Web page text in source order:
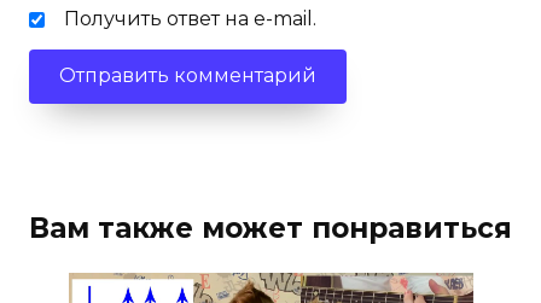
Получить ответ на e-mail.
Вам также может понравиться